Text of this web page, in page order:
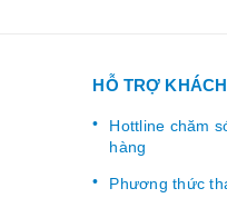
HỖ TRỢ
Hottline chăm
hàng
Phương thức